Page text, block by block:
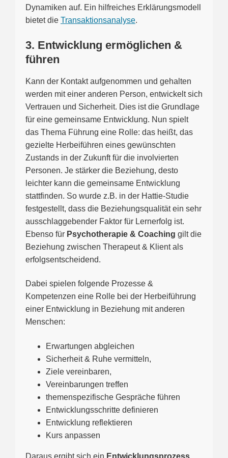
Dynamiken auf. Ein hilfreiches Erklärungsmodell
bietet die Transaktionsanalyse.
3. Entwicklung ermöglichen &
führen
Kann der Kontakt aufgenommen und gehalten
werden mit einer anderen Person, entwickelt sich
Vertrauen und Sicherheit. Dies ist die Grundlage
für eine gemeinsame Entwicklung. Nun spielt
das Thema Führung eine Rolle: das heißt, das
gezielte Herbeiführen eines gewünschten
Zustands in der Zukunft für die involvierten
Personen. Je stärker die Beziehung, desto
leichter kann die gemeinsame Entwicklung
stattfinden. So wurde z.B. in der Hattie-Studie
festgestellt, dass die Beziehungsqualität ein sehr
ausschlaggebender Faktor für Lernerfolg ist.
Ebenso für Psychotherapie & Coaching gilt die
Beziehung zwischen Therapeut & Klient als
erfolgsentscheidend.
Dabei spielen folgende Prozesse &
Kompetenzen eine Rolle bei der Herbeiführung
einer Entwicklung in Beziehung mit anderen
Menschen:
Erwartungen abgleichen
Sicherheit & Ruhe vermitteln,
Ziele vereinbaren,
Vereinbarungen treffen
themenspezifische Gespräche führen
Entwicklungsschritte definieren
Entwicklung reflektieren
Kurs anpassen
Daraus ergibt sich ein Entwicklungsprozess